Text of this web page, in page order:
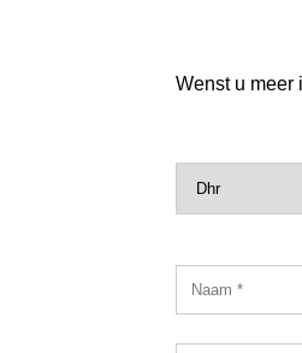
Wenst u meer